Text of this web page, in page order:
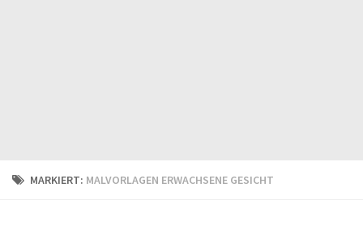
MARKIERT: MALVORLAGEN ERWACHSENE GESICHT